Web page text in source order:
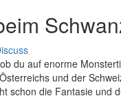
du auf enorme
und der
schon die Fantasie und